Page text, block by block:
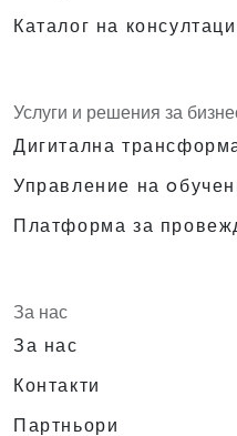
Каталог на
Услуги и решения за
Дигитална
Управление на
Платформа за
За нас
За нас
Контакти
Партньори